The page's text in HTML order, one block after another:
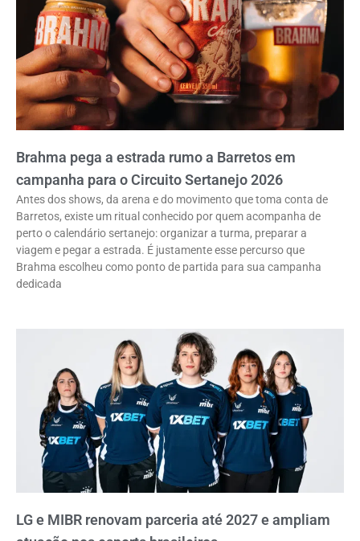
Brahma pega a estrada rumo a Barretos em
campanha para o Circuito Sertanejo 2026
Antes dos shows, da arena e do movimento que toma conta de
Barretos, existe um ritual conhecido por quem acompanha de
perto o calendário sertanejo: organizar a turma, preparar a
viagem e pegar a estrada. É justamente esse percurso que
Brahma escolheu como ponto de partida para sua campanha
dedicada
LG e MIBR renovam parceria até 2027 e ampliam